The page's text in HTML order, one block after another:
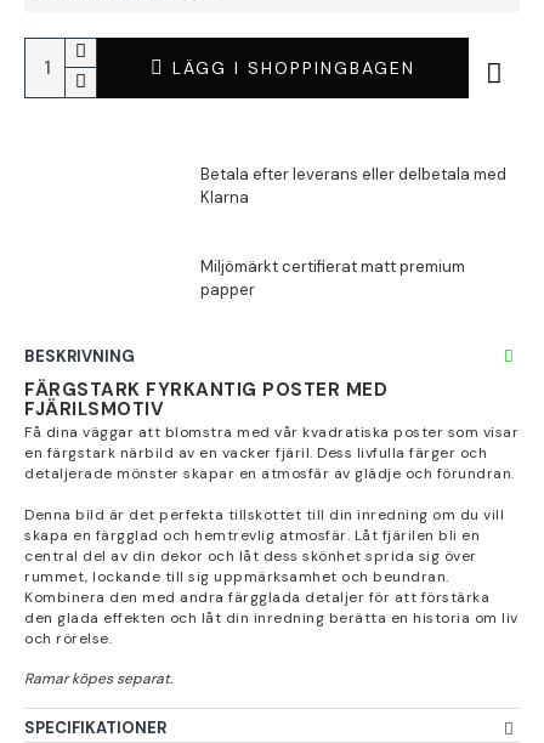
LÄGG I SHOPPINGBAGEN
BESKRIVNING
FÄRGSTARK FYRKANTIG POSTER MED
FJÄRILSMOTIV
Få dina väggar att blomstra med vår kvadratiska poster som visar
en färgstark närbild av en vacker fjäril. Dess livfulla färger och
detaljerade mönster skapar en atmosfär av glädje och förundran.
Denna bild är det perfekta tillskottet till din inredning om du vill
skapa en färgglad och hemtrevlig atmosfär. Låt fjärilen bli en
central del av din dekor och låt dess skönhet sprida sig över
rummet, lockande till sig uppmärksamhet och beundran.
Kombinera den med andra färgglada detaljer för att förstärka
den glada effekten och låt din inredning berätta en historia om liv
och rörelse.
SPECIFIKATIONER